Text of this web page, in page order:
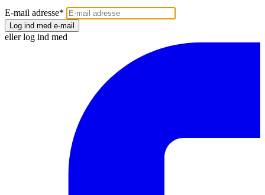
E-mail adresse*
Log ind med e-mail
eller log ind med